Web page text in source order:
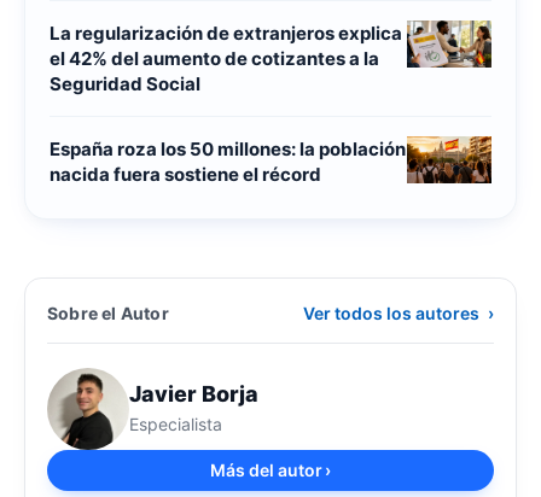
La regularización de extranjeros explica
el 42% del aumento de cotizantes a la
Seguridad Social
España roza los 50 millones: la población
nacida fuera sostiene el récord
Sobre el Autor Ver todos los autores ›
Javier Borja
Especialista
Más del autor›